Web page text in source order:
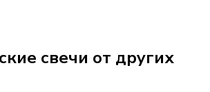
свечи от других